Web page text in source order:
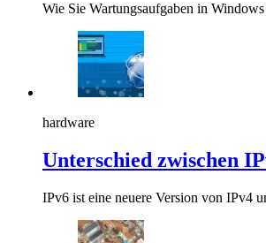
Wie Sie Wartungsaufgaben in
hardware
Unterschied zwischen
IPv6 ist eine neuere Version von IPv4